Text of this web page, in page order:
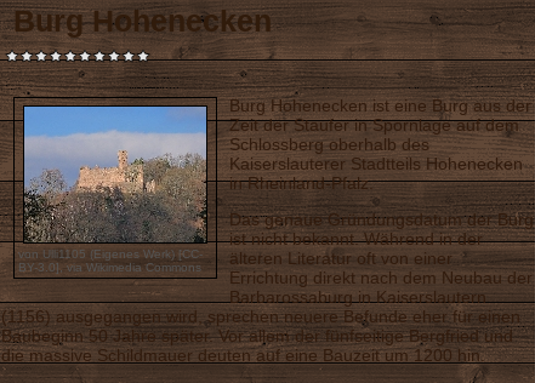
Burg Hohenecken
von Ulli1105 (Eigenes Werk) [CC-
BY-3.0], via Wikimedia Commons
Burg Hohenecken ist eine Burg aus der
Zeit der Staufer in Spornlage auf dem
Schlossberg oberhalb des
Kaiserslauterer Stadtteils Hohenecken
in Rheinland-Pfalz.
Das genaue Gründungsdatum der Burg
ist nicht bekannt. Während in der
älteren Literatur oft von einer
Errichtung direkt nach dem Neubau der
Barbarossaburg in Kaiserslautern
(1156) ausgegangen wird, sprechen neuere Befunde eher für einen
Baubeginn 50 Jahre später. Vor allem der fünfseitige Bergfried und
die massive Schildmauer deuten auf eine Bauzeit um 1200 hin.